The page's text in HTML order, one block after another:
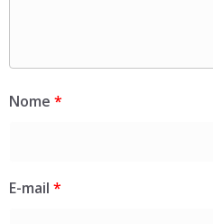
Nome *
E-mail *